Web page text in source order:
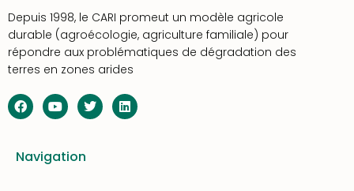
Depuis 1998, le CARI promeut un modèle agricole
durable (agroécologie, agriculture familiale) pour
répondre aux problématiques de dégradation des
terres en zones arides
Navigation